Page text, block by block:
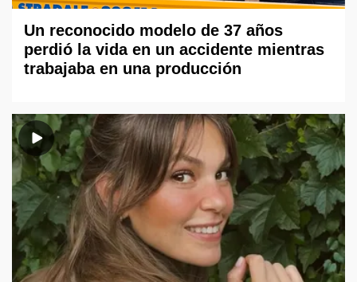
Un reconocido modelo de 37 años
perdió la vida en un accidente mientras
trabajaba en una producción